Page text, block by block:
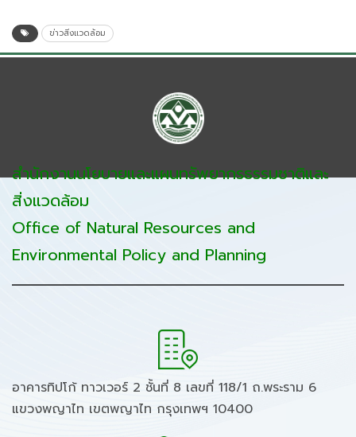
ข่าวสิ่งแวดล้อม
สำนักงานนโยบายและแผนทรัพยากรธรรมชาติและ
สิ่งแวดล้อม
Office of Natural Resources and
Environmental Policy and Planning
อาคารทิปโก้ ทาวเวอร์ 2 ชั้นที่ 8 เลขที่ 118/1 ถ.พระราม 6
แขวงพญาไท เขตพญาไท กรุงเทพฯ 10400